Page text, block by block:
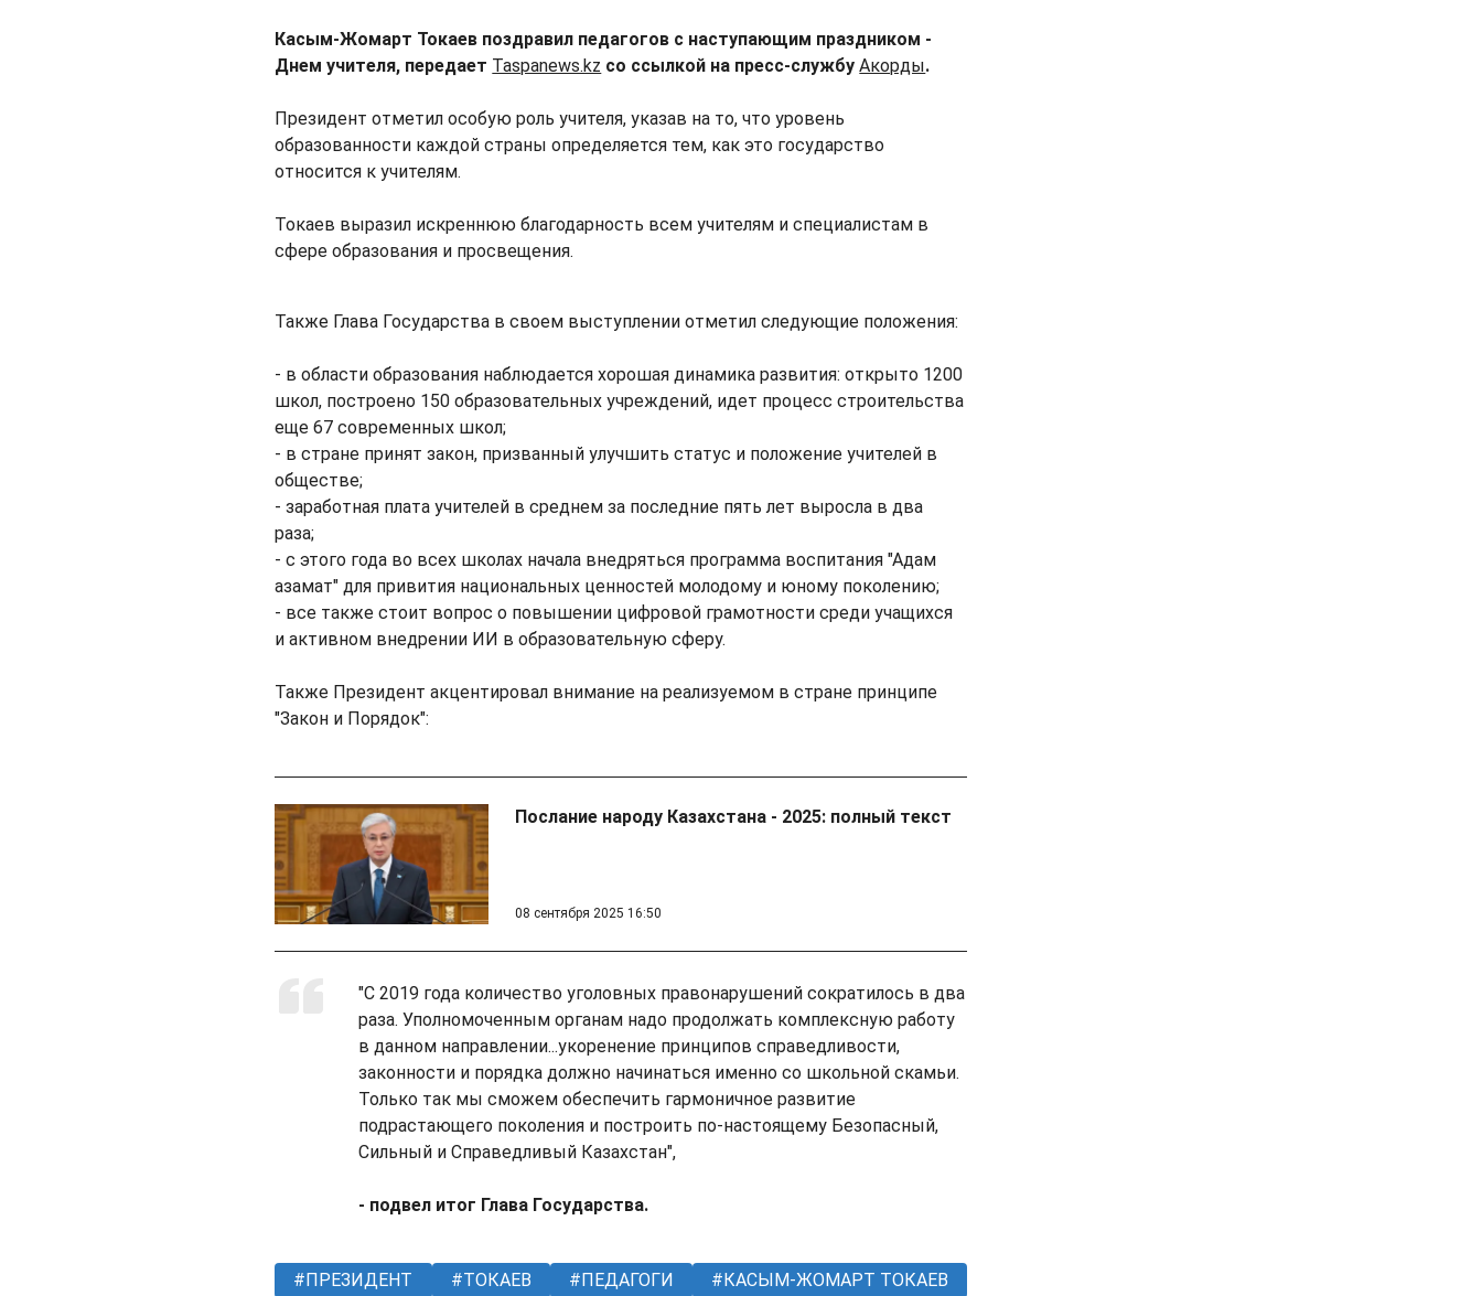
Касым-Жомарт Токаев поздравил педагогов с наступающим праздником -
Днем учителя, передает Taspanews.kz со ссылкой на пресс-службуАкорды.
Президент отметил особую роль учителя, указав на то, что уровень
образованности каждой страны определяется тем, как это государство
относится к учителям.
Токаев выразил искреннюю благодарность всем учителям и специалистам в
сфере образования и просвещения.
Также Глава Государства в своем выступлении отметил следующие положения:
- в области образования наблюдается хорошая динамика развития: открыто 1200
школ, построено 150 образовательных учреждений, идет процесс строительства
еще 67 современных школ;
- в стране принят закон, призванный улучшить статус и положение учителей в
обществе;
- заработная плата учителей в среднем за последние пять лет выросла в два
раза;
- с этого года во всех школах начала внедряться программа воспитания "Адам
азамат" для привития национальных ценностей молодому и юному поколению;
- все также стоит вопрос о повышении цифровой грамотности среди учащихся
и активном внедрении ИИ в образовательную сферу.
Также Президент акцентировал внимание на реализуемом в стране принципе
"Закон и Порядок":
Послание народу Казахстана - 2025: полный текст
08 сентября 2025 16:50
"С 2019 года количество уголовных правонарушений сократилось в два
раза. Уполномоченным органам надо продолжать комплексную работу
в данном направлении...укоренение принципов справедливости,
законности и порядка должно начинаться именно со школьной скамьи.
Только так мы сможем обеспечить гармоничное развитие
подрастающего поколения и построить по-настоящему Безопасный,
Сильный и Справедливый Казахстан",
- подвел итог Глава Государства.
ПРЕЗИДЕНТ ТОКАЕВ ПЕДАГОГИ КАСЫМ-ЖОМАРТ ТОКАЕВ